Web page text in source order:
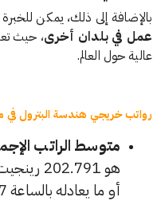
بالإضافة إلى ذلك، يمكن للخبرة
عمل في بلدان أخرى، حيث
عالية حول العالم.
رواتب خريجي هندسة البترول في
متوسط الراتب
هو 202.791 رينجيت ماليزي
أو ما يعادله بالساعة 97 رينجيت ماليزي